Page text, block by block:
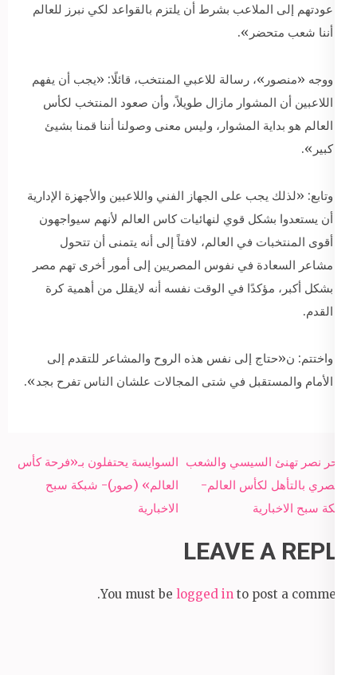
عودتهم إلى الملاعب بشرط أن يلتزم بالقواعد لكي نبرز للعالم
أننا شعب متحضر».
ووجه «منصور»، رسالة للاعبي المنتخب، قائلًا: «يجب أن يفهم
اللاعبين أن المشوار مازال طويلاً، وأن صعود المنتخب لكأس
العالم هو بداية المشوار، وليس معنى وصولنا أننا قمنا بشيئ
كبير».
وتابع: «لذلك يجب على الجهاز الفني واللاعبين والأجهزة الإدارية
أن يستعدوا بشكل قوي لنهائيات كاس العالم لأنهم سيواجهون
أقوى المنتخبات في العالم، لافتاً إلى أنه يتمنى أن تتحول
مشاعر السعادة في نفوس المصريين إلى أمور أخرى تهم مصر
بشكل أكبر، مؤكدًا في الوقت نفسه أنه لايقلل من أهمية كرة
القدم.
واختتم: ن«حتاج إلى نفس هذه الروح والمشاعر للتقدم إلى
الأمام والمستقبل في شتى المجالات علشان الناس تفرح بجد».
Post
navigation
السوايسة يحتفلون بـ«فرحة كأس
العالم» (صور)- شبكة سبح
الاخبارية
سحر نصر تهنئ السيسي والشعب
المصري بالتأهل لكأس العالم-
شبكة سبح الاخبارية
LEAVE A REPLY
You must be logged in to post a comment.